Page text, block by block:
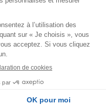
varier selon votre région et
emprunté de 200 000 €.
(hors frais) de 3.21 % (taux
15 ans. 180 mensualités de
total du crédit (hors frais) :
frais) : 256 820,53 €.
Vérifiez vos capacités